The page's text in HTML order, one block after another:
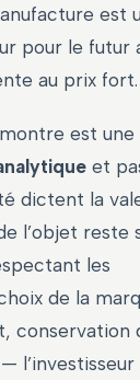
est
pour le futur
au prix fort.
est une
et
dictent la
l’objet reste
les
de la
conservation